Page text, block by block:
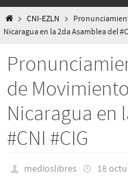
InicioCNI-EZLN
Nicaragua en la 2da Asamblea del
de
Nicaragua en
#CNI #CIG
medioslibres
18